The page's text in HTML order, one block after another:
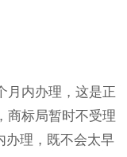
月内办理，这是正
商标局暂时不受理
办理，既不会太早